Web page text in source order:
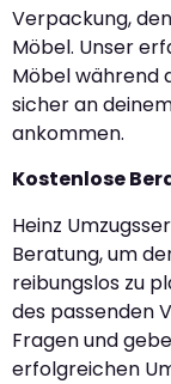
Verpackung,
Möbel. Unser
Möbel während
sicher an
ankommen.
Kostenlose
Heinz
Beratung, um
reibungslos zu
des passenden
Fragen und
erfolgreichen